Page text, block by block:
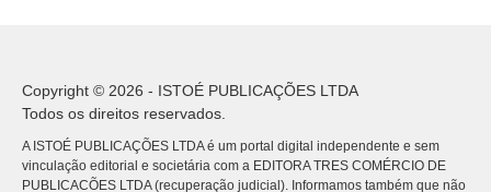
Copyright © 2026 - ISTOÉ PUBLICAÇÕES LTDA
Todos os direitos reservados.
A ISTOÉ PUBLICAÇÕES LTDA é um portal digital independente e sem
vinculação editorial e societária com a EDITORA TRES COMÉRCIO DE
PUBLICACÕES LTDA (recuperação judicial). Informamos também que não